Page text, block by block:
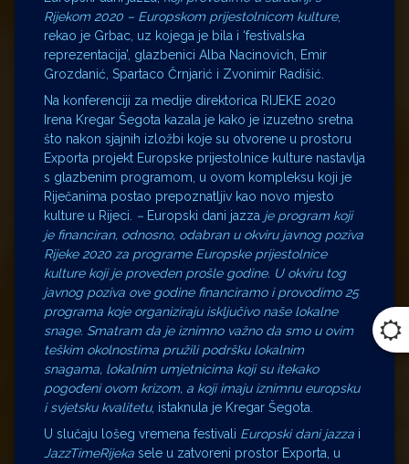
Rijekom 2020 – Europskom prijestolnicom kulture,
rekao je Grbac, uz kojega je bila i ‘festivalska
reprezentacija’, glazbenici Alba Nacinovich, Emir
Grozdanić, Spartaco Črnjarić i Zvonimir Radišić.
Na konferenciji za medije direktorica RIJEKE 2020
Irena Kregar Šegota kazala je kako je izuzetno sretna
što nakon sjajnih izložbi koje su otvorene u prostoru
Exporta projekt Europske prijestolnice kulture nastavlja
s glazbenim programom, u ovom kompleksu koji je
Riječanima postao prepoznatljiv kao novo mjesto
kulture u Rijeci.
– Europski dani jazza je program koji
je financiran, odnosno, odabran u okviru javnog poziva
Rijeke 2020 za programe Europske prijestolnice
kulture koji je proveden prošle godine. U okviru tog
javnog poziva ove godine financiramo i provodimo 25
programa koje organiziraju isključivo naše lokalne
snage. Smatram da je iznimno važno da smo u ovim
teškim okolnostima pružili podršku lokalnim
snagama, lokalnim umjetnicima koji su itekako
pogođeni ovom krizom, a koji imaju iznimnu europsku
i svjetsku kvalitetu, istaknula je Kregar Šegota.
U slučaju lošeg vremena festivali Europski dani jazza i
JazzTimeRijeka sele u zatvoreni prostor Exporta, u